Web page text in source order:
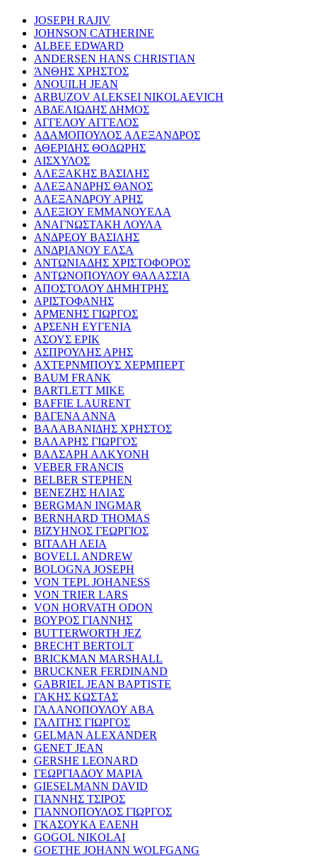
JOSEPH RAJIV
JOHNSON CATHERINE
ALBEE EDWARD
ANDERSEN HANS CHRISTIAN
ΆΝΘΗΣ ΧΡΗΣΤΟΣ
ANOUILH JEAN
ARBUZOV ALEKSEI NIKOLAEVICH
ΑΒΔΕΛΙΩΔΗΣ ΔΗΜΟΣ
ΑΓΓΕΛΟΥ ΑΓΓΕΛΟΣ
ΑΔΑΜΟΠΟΥΛΟΣ ΑΛΕΞΑΝΔΡΟΣ
ΑΘΕΡΙΔΗΣ ΘΟΔΩΡΗΣ
ΑΙΣΧΥΛΟΣ
ΑΛΕΞΑΚΗΣ ΒΑΣΙΛΗΣ
ΑΛΕΞΑΝΔΡΗΣ ΘΑΝΟΣ
ΑΛΕΞΑΝΔΡΟΥ ΑΡΗΣ
ΑΛΕΞΙΟΥ ΕΜΜΑΝΟΥΕΛΑ
ΑΝΑΓΝΩΣΤΑΚΗ ΛΟΥΛΑ
ΑΝΔΡΕΟΥ ΒΑΣΙΛΗΣ
ΑΝΔΡΙΑΝΟΥ ΕΛΣΑ
ΑΝΤΩΝΙΑΔΗΣ ΧΡΙΣΤΟΦΟΡΟΣ
ΑΝΤΩΝΟΠΟΥΛΟΥ ΘΑΛΑΣΣΙΑ
ΑΠΟΣΤΟΛΟΥ ΔΗΜΗΤΡΗΣ
ΑΡΙΣΤΟΦΑΝΗΣ
ΑΡΜΕΝΗΣ ΓΙΩΡΓΟΣ
ΑΡΣΕΝΗ ΕΥΓΕΝΙΑ
ΑΣΟΥΣ ΕΡΙΚ
ΑΣΠΡΟΥΛΗΣ ΑΡΗΣ
ΑΧΤΕΡΝΜΠΟΥΣ ΧΕΡΜΠΕΡΤ
BAUM FRANK
BARTLETT MIKE
BAFFIE LAURENT
ΒΑΓΕΝΑ ΑΝΝΑ
ΒΑΛΑΒΑΝΙΔΗΣ ΧΡΗΣΤΟΣ
ΒΑΛΑΡΗΣ ΓΙΩΡΓΟΣ
ΒΑΛΣΑΡΗ ΑΛΚΥΟΝΗ
VEBER FRANCIS
BELBER STEPHEN
ΒΕΝΕΖΗΣ ΗΛΙΑΣ
BERGMAN INGMAR
BERNHARD THOMAS
ΒΙΖΥΗΝΟΣ ΓΕΩΡΓΙΟΣ
ΒΙΤΑΛΗ ΛΕΙΑ
BOVELL ANDREW
BOLOGNA JOSEPH
VON TEPL JOHANESS
VON TRIER LARS
VON HORVATH ODON
ΒΟΥΡΟΣ ΓΙΑΝΝΗΣ
BUTTERWORTH JEZ
BRECHT BERTOLT
BRICKMAN MARSHALL
BRUCKNER FERDINAND
GABRIEL JEAN BAPTISTE
ΓΑΚΗΣ ΚΩΣΤΑΣ
ΓΑΛΑΝΟΠΟΥΛΟΥ ΑΒΑ
ΓΑΛΙΤΗΣ ΓΙΩΡΓΟΣ
GELMAN ALEXANDER
GENET JEAN
GERSHE LEONARD
ΓΕΩΡΓΙΑΔΟΥ ΜΑΡΙΑ
GIESELMANN DAVID
ΓΙΑΝΝΗΣ ΤΣΙΡΟΣ
ΓΙΑΝΝΟΠΟΥΛΟΣ ΓΙΩΡΓΟΣ
ΓΚΑΣΟΥΚΑ ΕΛΕΝΗ
GOGOL NIKOLAI
GOETHE JOHANN WOLFGANG